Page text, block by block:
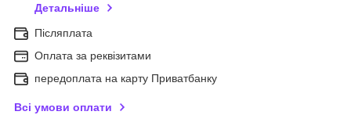
Детальніше
Післяплата
Оплата за реквізитами
передоплата на карту Приватбанку
Всі умови оплати